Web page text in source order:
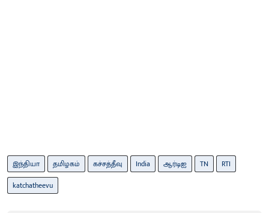
இந்தியா தமிழகம் கச்சத்தீவு India ஆர்டிஐ TN
RTI
katchatheevu